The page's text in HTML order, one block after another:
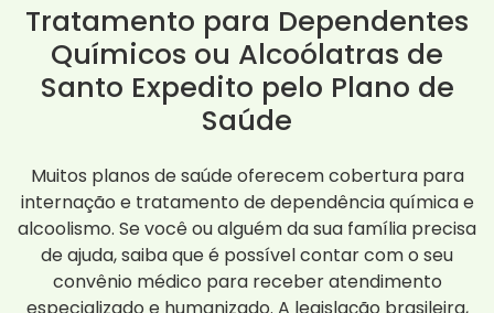
Tratamento para Dependentes
Químicos ou Alcoólatras de
Santo Expedito pelo Plano de
Saúde
Muitos planos de saúde oferecem cobertura para
internação e tratamento de dependência química e
alcoolismo. Se você ou alguém da sua família precisa
de ajuda, saiba que é possível contar com o seu
convênio médico para receber atendimento